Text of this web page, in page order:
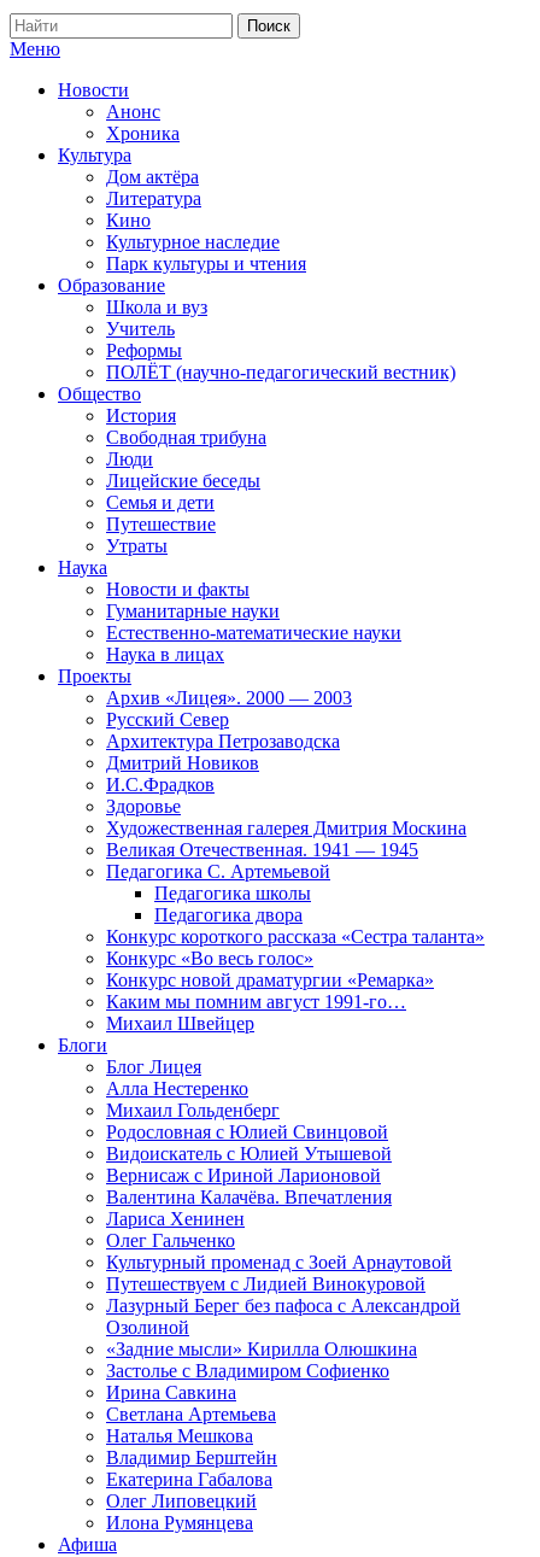
Меню
Новости
Анонс
Хроника
Культура
Дом актёра
Литература
Кино
Культурное наследие
Парк культуры и чтения
Образование
Школа и вуз
Учитель
Реформы
ПОЛЁТ (научно-педагогический вестник)
Общество
История
Свободная трибуна
Люди
Лицейские беседы
Семья и дети
Путешествие
Утраты
Наука
Новости и факты
Гуманитарные науки
Естественно-математические науки
Наука в лицах
Проекты
Архив «Лицея». 2000 — 2003
Русский Север
Архитектура Петрозаводска
Дмитрий Новиков
И.С.Фрадков
Здоровье
Художественная галерея Дмитрия Москина
Великая Отечественная. 1941 — 1945
Педагогика С. Артемьевой
Педагогика школы
Педагогика двора
Конкурс короткого рассказа «Сестра таланта»
Конкурс «Во весь голос»
Конкурс новой драматургии «Ремарка»
Каким мы помним август 1991-го…
Михаил Швейцер
Блоги
Блог Лицея
Алла Нестеренко
Михаил Гольденберг
Родословная с Юлией Свинцовой
Видоискатель с Юлией Утышевой
Вернисаж с Ириной Ларионовой
Валентина Калачёва. Впечатления
Лариса Хенинен
Олег Гальченко
Культурный променад с Зоей Арнаутовой
Путешествуем с Лидией Винокуровой
Лазурный Берег без пафоса с Александрой
Озолиной
«Задние мысли» Кирилла Олюшкина
Застолье с Владимиром Софиенко
Ирина Савкина
Светлана Артемьева
Наталья Мешкова
Владимир Берштейн
Екатерина Габалова
Олег Липовецкий
Илона Румянцева
Афиша